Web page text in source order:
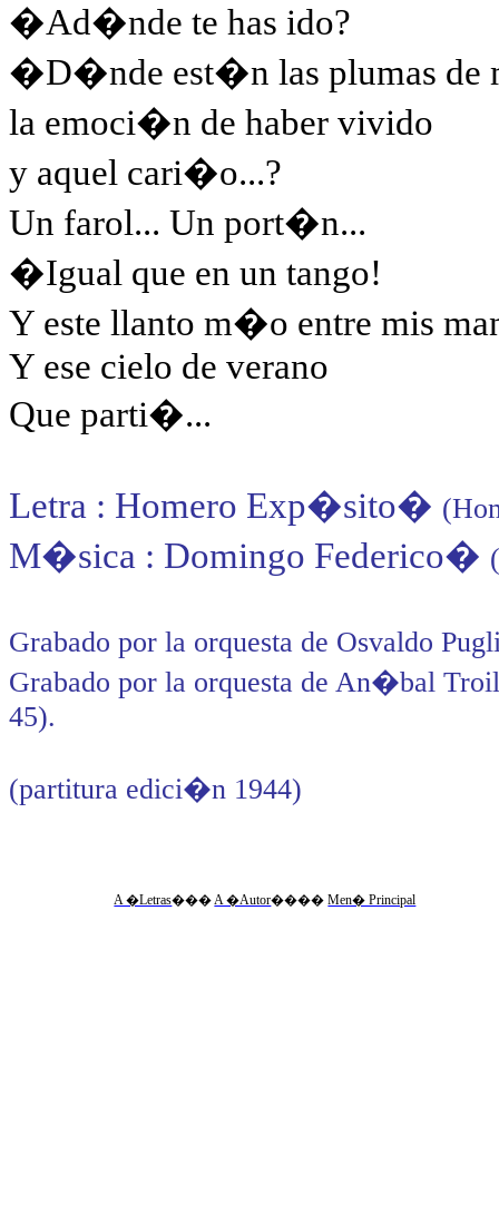
�Ad�nde te has ido?
�D�nde est�n las plumas de
la emoci�n de haber vivido
y aquel cari�o...?
Un farol... Un port�n...
�Igual que en un tango!
Y este llanto m�o entre mis
Y ese cielo de verano
Que parti�...
Letra : Homero Exp�sito�
M�sica : Domingo Federico�
Grabado por la orquesta de Osvaldo
Grabado por la orquesta de An�bal
45).
(partitura edici�n 1944)
A �Letras���A �Autor����Men� Principal